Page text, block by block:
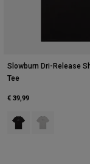
Slowburn Dri-Release
Tee
€ 39,99
Product swatch type
Product